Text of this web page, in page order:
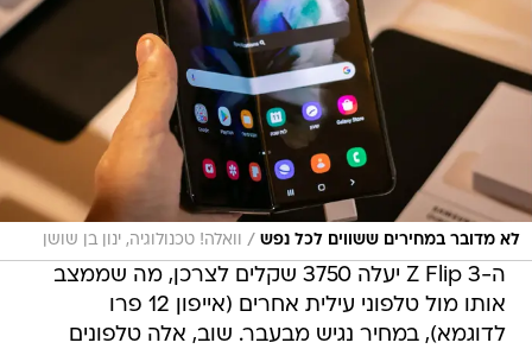
לא מדובר במחירים ששווים לכל נפש / וואלה! טכנולוגיה, ינון בן שושן
ה-Z Flip 3 יעלה 3750 שקלים לצרכן, מה שממצב
אותו מול טלפוני עילית אחרים (אייפון 12 פרו
לדוגמא), במחיר נגיש מבעבר. שוב, אלה טלפונים